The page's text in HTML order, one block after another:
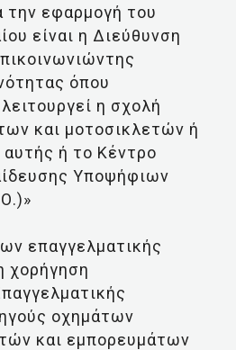
την εφαρμογή του
είναι η Διεύθυνση
όπου
η σχολή
και μοτοσικλετών ή
ή το Κέντρο
Υποψήφιων
επαγγελματικής
χορήγηση
οχημάτων
και εμπορευμάτων